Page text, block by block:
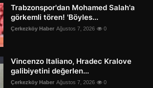
Trabzonspor'dan Mohamed Salah'a
görkemli tören! 'Böyles...
Çerkezköy Haber Ağustos 7, 2026 0
Vincenzo Italiano, Hradec Kralove
galibiyetini değerlen...
Çerkezköy Haber Ağustos 7, 2026 0